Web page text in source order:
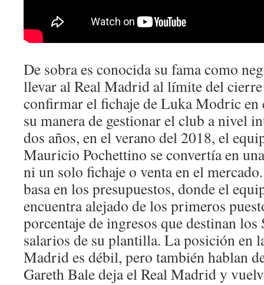
De sobra es conocida su fama como
llevar al Real Madrid al límite del cierre
confirmar el fichaje de Luka Modric en
su manera de gestionar el club a nivel
dos años, en el verano del 2018, el
Mauricio Pochettino se convertía en
ni un solo fichaje o venta en el
basa en los presupuestos, donde el
encuentra alejado de los primeros
porcentaje de ingresos que destinan los
salarios de su plantilla. La posición en
Madrid es débil, pero también hablan
Gareth Bale deja el Real Madrid y